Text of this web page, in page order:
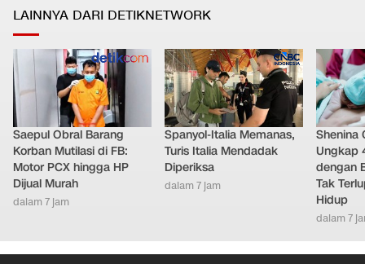
LAINNYA DARI DETIKNETWORK
Saepul Obral Barang
Korban Mutilasi di FB:
Motor PCX hingga HP
Dijual Murah
dalam 7 jam
Spanyol-Italia Memanas,
Turis Italia Mendadak
Diperiksa
dalam 7 jam
Shenina
Ungkap
dengan
Tak
Hidup
dalam 7